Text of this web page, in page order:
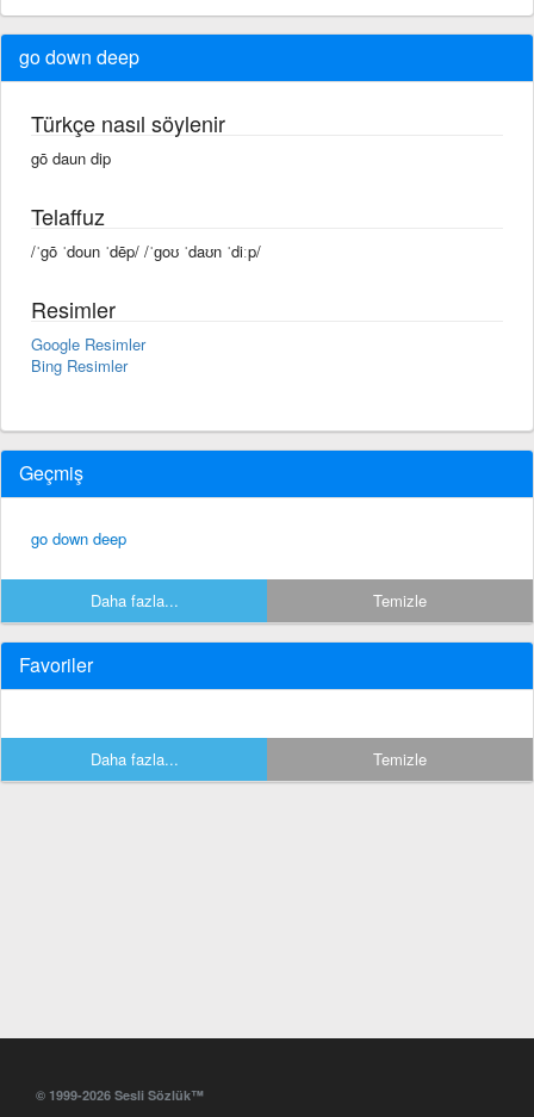
go down deep
Türkçe nasıl söylenir
gō daun dip
Telaffuz
/ˈgō ˈdoun ˈdēp/ /ˈɡoʊ ˈdaʊn ˈdiːp/
Resimler
Google Resimler
Bing Resimler
Geçmiş
go down deep
Daha fazla... Temizle
Favoriler
Daha fazla... Temizle
© 1999-2026 Sesli Sözlük™